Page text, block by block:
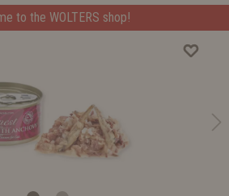
to the WOLTERS shop!